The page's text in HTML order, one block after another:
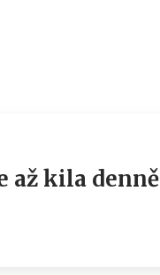
až kila denně